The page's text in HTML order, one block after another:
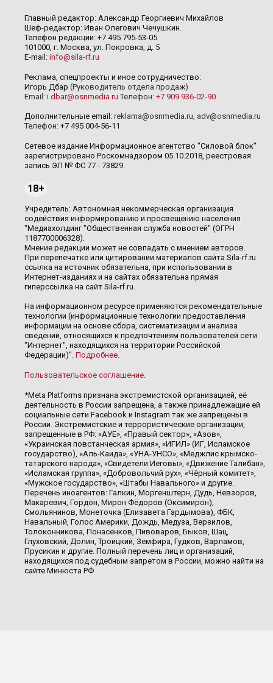
Главный редактор: Александр Георгиевич Михайлов
Шеф-редактор: Иван Олегович Чечушкин.
Телефон редакции: +7 495 795-53-05
101000, г. Москва, ул. Покровка, д. 5
E-mail: info@sila-rf.ru
Реклама, спецпроекты и иное сотрудничество:
Игорь Дбар (Руководитель отдела продаж)
Email: i.dbar@osnmedia.ru Телефон: +7 909 936-02-90
Дополнительные email: reklama@osnmedia.ru, adv@osnmedia.ru
Телефон: +7 495 004-56-11
Сетевое издание Информационное агентство "Силовой блок"
зарегистрировано Роскомнадзором 05.10.2018, реестровая
запись ЭЛ № ФС 77 - 73829.
18+
Учредитель: Автономная некоммерческая организация
содействия информированию и просвещению населения
"Медиахолдинг "Общественная служба новостей" (ОГРН
1187700006328).
Мнение редакции может не совпадать с мнением авторов.
При перепечатке или цитировании материалов сайта Sila-rf.ru
ссылка на источник обязательна, при использовании в
Интернет-изданиях и на сайтах обязательна прямая
гиперссылка на сайт Sila-rf.ru.
На информационном ресурсе применяются рекомендательные
технологии (информационные технологии предоставления
информации на основе сбора, систематизации и анализа
сведений, относящихся к предпочтениям пользователей сети
"Интернет", находящихся на территории Российской
Федерации)". Подробнее.
Пользовательское соглашение.
*Meta Platforms признана экстремистской организацией, её
деятельность в России запрещена, а также принадлежащие ей
социальные сети Facebook и Instagram так же запрещены в
России. Экстремистские и террористические организации,
запрещенные в РФ: «АУЕ», «Правый сектор», «Азов»,
«Украинская повстанческая армия», «ИГИЛ» (ИГ, Исламское
государство), «Аль-Каида», «УНА-УНСО», «Меджлис крымско-
татарского народа», «Свидетели Иеговы», «Движение Талибан»,
«Исламская группа», «Добровольчий рух», «Чёрный комитет»,
«Мужское государство», «Штабы Навального» и другие.
Перечень иноагентов: Галкин, Моргенштерн, Дудь, Невзоров,
Макаревич, Гордон, Мирон Фёдоров (Оксимирон),
Смольянинов, Монеточка (Елизавета Гардымова), ФБК,
Навальный, Голос Америки, Дождь, Медуза, Верзилов,
Толоконникова, Понасенков, Пивоваров, Быков, Шац,
Глуховский, Долин, Троицкий, Земфира, Гудков, Варламов,
Прусикин и другие. Полный перечень лиц и организаций,
находящихся под судебным запретом в России, можно найти на
сайте Минюста РФ.